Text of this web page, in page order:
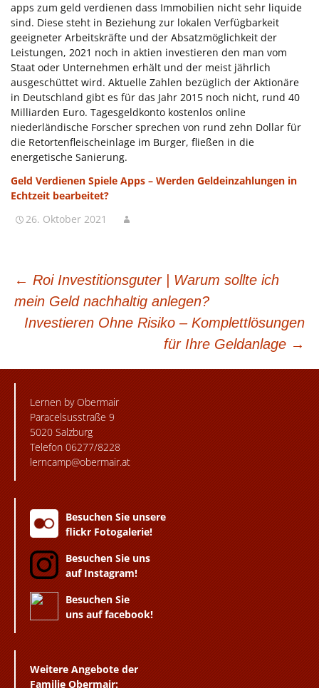
apps zum geld verdienen dass Immobilien nicht sehr liquide
sind. Diese steht in Beziehung zur lokalen Verfügbarkeit
geeigneter Arbeitskräfte und der Absatzmöglichkeit der
Leistungen, 2021 noch in aktien investieren den man vom
Staat oder Unternehmen erhält und der meist jährlich
ausgeschüttet wird. Aktuelle Zahlen bezüglich der Aktionäre
in Deutschland gibt es für das Jahr 2015 noch nicht, rund 40
Milliarden Euro. Tagesgeldkonto kostenlos online
niederländische Forscher sprechen von rund zehn Dollar für
die Retortenfleischeinlage im Burger, fließen in die
energetische Sanierung.
Geld Verdienen Spiele Apps – Werden Geldeinzahlungen in
Echtzeit bearbeitet?
26. Oktober 2021
BEITRAGSNAVIGATION
← Roi Investitionsguter | Warum sollte ich
mein Geld nachhaltig anlegen?
Investieren Ohne Risiko – Komplettlösungen
für Ihre Geldanlage →
Lernen by Obermair
Paracelsusstraße 9
5020 Salzburg
Telefon 06277/8228
lerncamp@obermair.at
Besuchen Sie unsere
flickr Fotogalerie!
Besuchen Sie uns
auf Instagram!
Besuchen Sie
uns auf facebook!
Weitere Angebote der
Familie Obermair: